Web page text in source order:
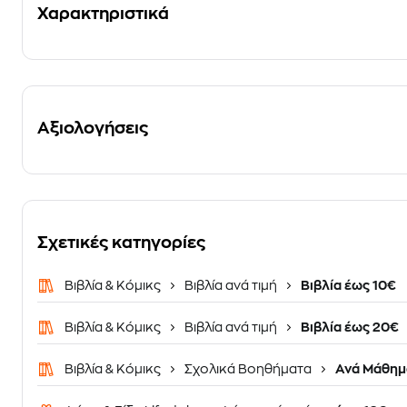
Χαρακτηριστικά
Αξιολογήσεις
Σχετικές κατηγορίες
Βιβλία & Κόμικς Βιβλία ανά τιμή Βιβλία έως 10€
Βιβλία & Κόμικς Βιβλία ανά τιμή Βιβλία έως 20€
Βιβλία & Κόμικς Σχολικά Βοηθήματα Ανά